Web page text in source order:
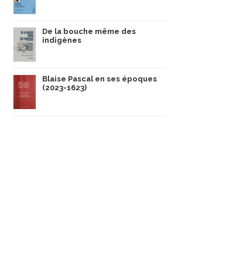
De la bouche même des
indigènes
Blaise Pascal en ses époques
(2023-1623)